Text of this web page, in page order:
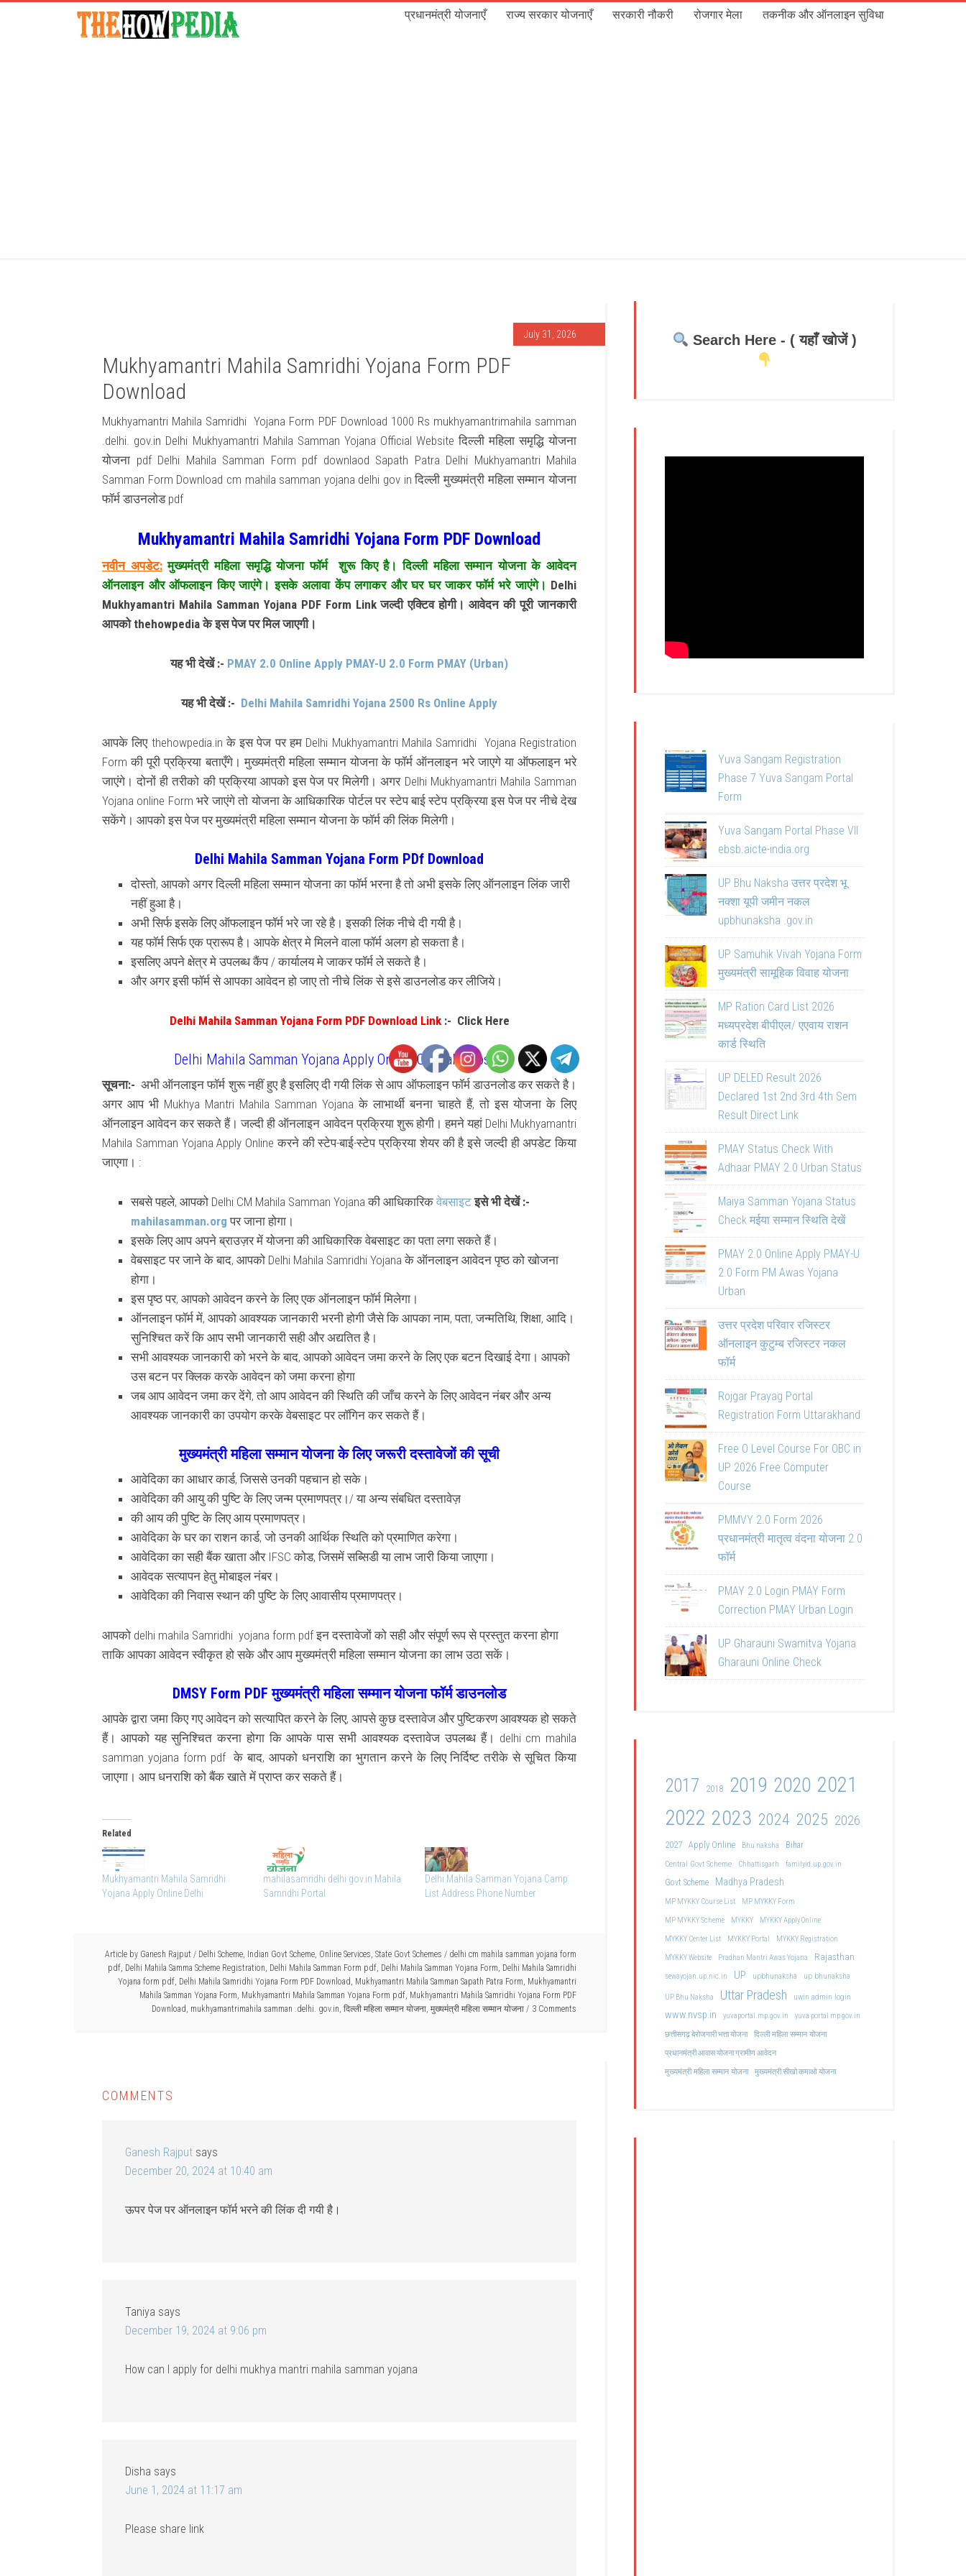
प्रधानमंत्री योजनाएँ राज्य सरकार योजनाएँ सरकारी नौकरी रोजगार मेला तकनीक और ऑनलाइन सुविधा
July 31, 2026
Mukhyamantri Mahila Samridhi Yojana Form PDF
Download
Mukhyamantri Mahila Samridhi Yojana Form PDF Download 1000 Rs mukhyamantrimahila samman
.delhi. gov.in Delhi Mukhyamantri Mahila Samman Yojana Official Website दिल्ली महिला समृद्धि योजना
योजना pdf Delhi Mahila Samman Form pdf downlaod Sapath Patra Delhi Mukhyamantri Mahila
Samman Form Download cm mahila samman yojana delhi gov in दिल्ली मुख्यमंत्री महिला सम्मान योजना
फॉर्म डाउनलोड pdf
Mukhyamantri Mahila Samridhi Yojana Form PDF Download
नवीन अपडेट: मुख्यमंत्री महिला समृद्धि योजना फॉर्म शुरू किए है। दिल्ली महिला सम्मान योजना के आवेदन
ऑनलाइन और ऑफलाइन किए जाएंगे। इसके अलावा केंप लगाकर और घर घर जाकर फॉर्म भरे जाएंगे। Delhi
Mukhyamantri Mahila Samman Yojana PDF Form Link जल्दी एक्टिव होगी। आवेदन की पूरी जानकारी
आपको thehowpedia के इस पेज पर मिल जाएगी।
यह भी देखें :- PMAY 2.0 Online Apply PMAY-U 2.0 Form PMAY (Urban)
यह भी देखें :- Delhi Mahila Samridhi Yojana 2500 Rs Online Apply
आपके लिए thehowpedia.in के इस पेज पर हम Delhi Mukhyamantri Mahila Samridhi Yojana Registration
Form की पूरी प्रक्रिया बताएँगे। मुख्यमंत्री महिला सम्मान योजना के फॉर्म ऑनलाइन भरे जाएगे या ऑफलाइन भरे
जाएंगे। दोनों ही तरीको की प्रक्रिया आपको इस पेज पर मिलेगी। अगर Delhi Mukhyamantri Mahila Samman
Yojana online Form भरे जाएंगे तो योजना के आधिकारिक पोर्टल पर स्टेप बाई स्टेप प्रक्रिया इस पेज पर नीचे देख
सकेंगे। आपको इस पेज पर मुख्यमंत्री महिला सम्मान योजना के फॉर्म की लिंक मिलेगी।
Delhi Mahila Samman Yojana Form PDf Download
दोस्तो, आपको अगर दिल्ली महिला सम्मान योजना का फॉर्म भरना है तो अभी इसके लिए ऑनलाइन लिंक जारी
नहीं हुआ है।
अभी सिर्फ इसके लिए ऑफलाइन फॉर्म भरे जा रहे है। इसकी लिंक नीचे दी गयी है।
यह फॉर्म सिर्फ एक प्रारूप है। आपके क्षेत्र मे मिलने वाला फॉर्म अलग हो सकता है।
इसलिए अपने क्षेत्र मे उपलब्ध कैंप / कार्यालय मे जाकर फॉर्म ले सकते है।
और अगर इसी फॉर्म से आपका आवेदन हो जाए तो नीचे लिंक से इसे डाउनलोड कर लीजिये।
Delhi Mahila Samman Yojana Form PDF Download Link:- Click Here
Delhi Mahila Samman Yojana Apply Online Official Website
सूचना:- अभी ऑनलाइन फॉर्म शुरू नहीं हुए है इसलिए दी गयी लिंक से आप ऑफलाइन फॉर्म डाउनलोड कर सकते है।
अगर आप भी Mukhya Mantri Mahila Samman Yojana के लाभार्थी बनना चाहते हैं, तो इस योजना के लिए
ऑनलाइन आवेदन कर सकते हैं। जल्दी ही ऑनलाइन आवेदन प्रक्रिया शुरू होगी। हमने यहां Delhi Mukhyamantri
Mahila Samman Yojana Apply Online करने की स्टेप-बाई-स्टेप प्रक्रिया शेयर की है इसे जल्दी ही अपडेट किया
जाएगा। :
सबसे पहले, आपको Delhi CM Mahila Samman Yojana की आधिकारिक वेबसाइट इसे भी देखें :-
mahilasamman.org पर जाना होगा।
इसके लिए आप अपने ब्राउज़र में योजना की आधिकारिक वेबसाइट का पता लगा सकते हैं।
वेबसाइट पर जाने के बाद, आपको Delhi Mahila Samridhi Yojana के ऑनलाइन आवेदन पृष्ठ को खोजना
होगा।
इस पृष्ठ पर, आपको आवेदन करने के लिए एक ऑनलाइन फॉर्म मिलेगा।
ऑनलाइन फॉर्म में, आपको आवश्यक जानकारी भरनी होगी जैसे कि आपका नाम, पता, जन्मतिथि, शिक्षा, आदि।
सुनिश्चित करें कि आप सभी जानकारी सही और अद्यतित है।
सभी आवश्यक जानकारी को भरने के बाद, आपको आवेदन जमा करने के लिए एक बटन दिखाई देगा। आपको
उस बटन पर क्लिक करके आवेदन को जमा करना होगा
जब आप आवेदन जमा कर देंगे, तो आप आवेदन की स्थिति की जाँच करने के लिए आवेदन नंबर और अन्य
आवश्यक जानकारी का उपयोग करके वेबसाइट पर लॉगिन कर सकते हैं।
मुख्यमंत्री महिला सम्मान योजना के लिए जरूरी दस्तावेजों की सूची
आवेदिका का आधार कार्ड, जिससे उनकी पहचान हो सके।
आवेदिका की आयु की पुष्टि के लिए जन्म प्रमाणपत्र।/ या अन्य संबधित दस्तावेज़
की आय की पुष्टि के लिए आय प्रमाणपत्र।
आवेदिका के घर का राशन कार्ड, जो उनकी आर्थिक स्थिति को प्रमाणित करेगा।
आवेदिका का सही बैंक खाता और IFSC कोड, जिसमें सब्सिडी या लाभ जारी किया जाएगा।
आवेदक सत्यापन हेतु मोबाइल नंबर।
आवेदिका की निवास स्थान की पुष्टि के लिए आवासीय प्रमाणपत्र।
आपको delhi mahila Samridhi yojana form pdf इन दस्तावेजों को सही और संपूर्ण रूप से प्रस्तुत करना होगा
ताकि आपका आवेदन स्वीकृत हो सके और आप मुख्यमंत्री महिला सम्मान योजना का लाभ उठा सकें।
DMSY Form PDF मुख्यमंत्री महिला सम्मान योजना फॉर्म डाउनलोड
आपके द्वारा जमा किए गए आवेदन को सत्यापित करने के लिए, आपसे कुछ दस्तावेज और पुष्टिकरण आवश्यक हो सकते
हैं। आपको यह सुनिश्चित करना होगा कि आपके पास सभी आवश्यक दस्तावेज उपलब्ध हैं। delhi cm mahila
samman yojana form pdf के बाद, आपको धनराशि का भुगतान करने के लिए निर्दिष्ट तरीके से सूचित किया
जाएगा। आप धनराशि को बैंक खाते में प्राप्त कर सकते हैं।
Related
Mukhyamantri Mahila Samridhi
Yojana Apply Online Delhi
mahilasamridhi delhi gov.in Mahila
Samridhi Portal
Delhi Mahila Samman Yojana Camp
List Address Phone Number
Article by Ganesh Rajput / Delhi Scheme, Indian Govt Scheme, Online Services, State Govt Schemes / delhi cm mahila samman yojana form
pdf, Delhi Mahila Samma Scheme Registration, Delhi Mahila Samman Form pdf, Delhi Mahila Samman Yojana Form, Delhi Mahila Samridhi
Yojana form pdf, Delhi Mahila Samridhi Yojana Form PDF Download, Mukhyamantri Mahila Samman Sapath Patra Form, Mukhyamantri
Mahila Samman Yojana Form, Mukhyamantri Mahila Samman Yojana Form pdf, Mukhyamantri Mahila Samridhi Yojana Form PDF
Download, mukhyamantrimahila samman .delhi. gov.in, दिल्ली महिला सम्मान योजना, मुख्यमंत्री महिला सम्मान योजना 3 Comments
COMMENTS
Ganesh Rajput says
December 20, 2024 at 10:40 am
ऊपर पेज पर ऑनलाइन फॉर्म भरने की लिंक दी गयी है।
Taniya says
December 19, 2024 at 9:06 pm
How can I apply for delhi mukhya mantri mahila samman yojana
Disha says
June 1, 2024 at 11:17 am
Please share link
Search Here - ( यहाँ खोजें )
Yuva Sangam Registration
Phase 7 Yuva Sangam Portal
Form
Yuva Sangam Portal Phase VII
ebsb.aicte-india.org
UP Bhu Naksha उत्तर प्रदेश भू
नक्शा यूपी जमीन नकल
upbhunaksha .gov.in
UP Samuhik Vivah Yojana Form
मुख्यमंत्री सामूहिक विवाह योजना
MP Ration Card List 2026
मध्यप्रदेश बीपीएल/ एएवाय राशन
कार्ड स्थिति
UP DELED Result 2026
Declared 1st 2nd 3rd 4th Sem
Result Direct Link
PMAY Status Check With
Adhaar PMAY 2.0 Urban Status
Maiya Samman Yojana Status
Check मईया सम्मान स्थिति देखें
PMAY 2.0 Online Apply PMAY-U
2.0 Form PM Awas Yojana
Urban
उत्तर प्रदेश परिवार रजिस्टर
ऑनलाइन कुटुम्ब रजिस्टर नकल
फॉर्म
Rojgar Prayag Portal
Registration Form Uttarakhand
Free O Level Course For OBC in
UP 2026 Free Computer
Course
PMMVY 2.0 Form 2026
प्रधानमंत्री मातृत्व वंदना योजना 2.0
फॉर्म
PMAY 2.0 Login PMAY Form
Correction PMAY Urban Login
UP Gharauni Swamitva Yojana
Gharauni Online Check
2017 2018 2019 2020 2021
2022 2023 2024 2025 2026
2027 Apply Online Bhu naksha
Bihar
Central Govt Scheme
Chhattisgarh familyid.up.gov.in
Govt Scheme Madhya Pradesh
MP MYKKY Course List
MP MYKKY Form
MP MYKKY Scheme
MYKKY
MYKKY Apply Online
MYKKY Center List
MYKKY Portal
MYKKY Registration
MYKKY Website
Pradhan Mantri Awas Yojana Rajasthan
sewayojan.up.nic.in UP upbhunaksha up bhunaksha
UP Bhu Naksha Uttar Pradesh uwin admin login
www.nvsp.in yuvaportal.mp.gov.in
yuva portal mp gov.in
छत्तीसगढ़ बेरोजगारी भत्ता योजना
दिल्ली महिला सम्मान योजना
प्रधानमंत्री आवास योजना ग्रामीण आवेदन
मुख्यमंत्री महिला सम्मान योजना मुख्यमंत्री सीखो कमाओ योजना